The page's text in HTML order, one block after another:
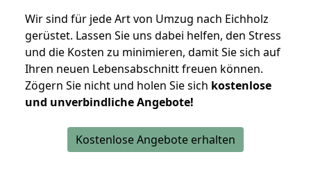
Wir sind für jede Art von Umzug nach Eichholz
gerüstet. Lassen Sie uns dabei helfen, den Stress
und die Kosten zu minimieren, damit Sie sich auf
Ihren neuen Lebensabschnitt freuen können.
Zögern Sie nicht und holen Sie sich kostenlose
und unverbindliche Angebote!
Kostenlose Angebote erhalten